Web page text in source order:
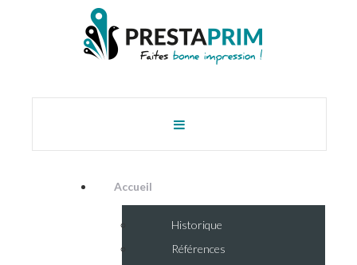
Accueil
Historique
Références